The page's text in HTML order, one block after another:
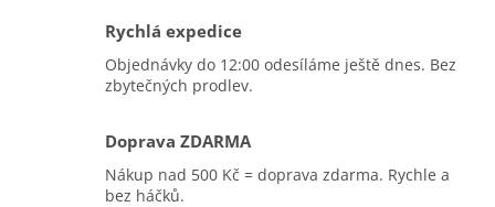
Rychlá expedice
Objednávky do 12:00 odesíláme ještě dnes. Bez
zbytečných prodlev.
Doprava ZDARMA
Nákup nad 500 Kč = doprava zdarma. Rychle a
bez háčků.